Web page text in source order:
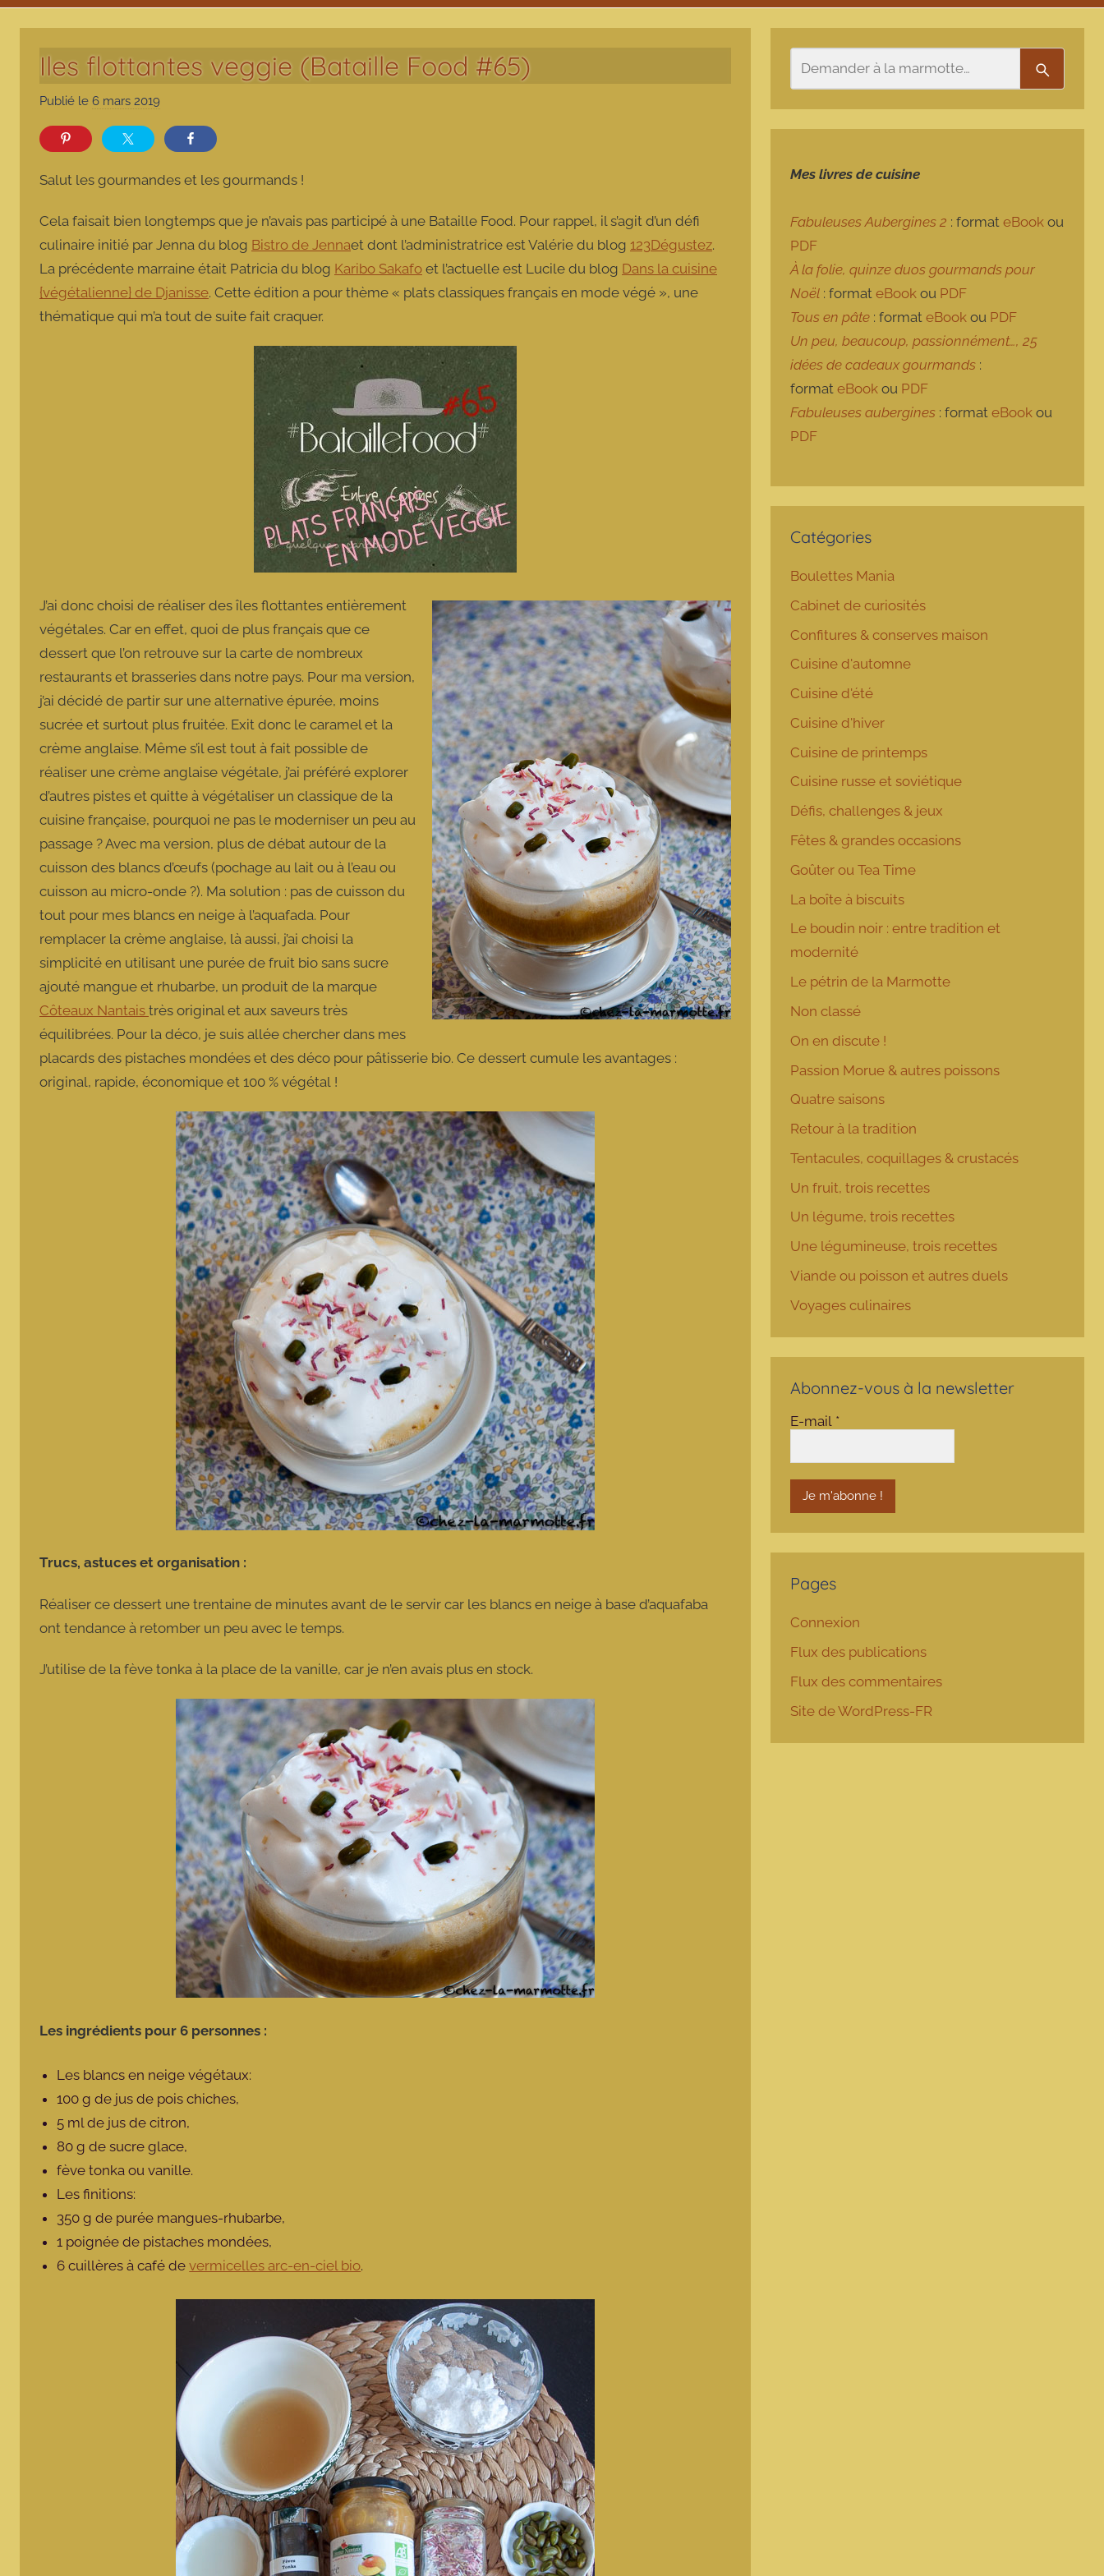
Iles flottantes veggie (Bataille Food #65)
Publié le 6 mars 2019
a
m
o
t
t
e
Salut les gourmandes et les gourmands !
Cela faisait bien longtemps que je n’avais pas participé à une Bataille Food. Pour rappel, il s’agit d’un défi
culinaire initié par Jenna du blog Bistro de Jennaet dont l’administratrice est Valérie du blog 123Dégustez.
La précédente marraine était Patricia du blog Karibo Sakafo et l’actuelle est Lucile du blog Dans la cuisine
{végétalienne} de Djanisse. Cette édition a pour thème « plats classiques français en mode végé », une
thématique qui m’a tout de suite fait craquer.
J’ai donc choisi de réaliser des îles flottantes entièrement
végétales. Car en effet, quoi de plus français que ce
dessert que l’on retrouve sur la carte de nombreux
restaurants et brasseries dans notre pays. Pour ma version,
j’ai décidé de partir sur une alternative épurée, moins
sucrée et surtout plus fruitée. Exit donc le caramel et la
crème anglaise. Même s’il est tout à fait possible de
réaliser une crème anglaise végétale, j’ai préféré explorer
d’autres pistes et quitte à végétaliser un classique de la
cuisine française, pourquoi ne pas le moderniser un peu au
passage ? Avec ma version, plus de débat autour de la
cuisson des blancs d’œufs (pochage au lait ou à l’eau ou
cuisson au micro-onde ?). Ma solution : pas de cuisson du
tout pour mes blancs en neige à l’aquafada. Pour
remplacer la crème anglaise, là aussi, j’ai choisi la
simplicité en utilisant une purée de fruit bio sans sucre
ajouté mangue et rhubarbe, un produit de la marque
Côteaux Nantais très original et aux saveurs très
équilibrées. Pour la déco, je suis allée chercher dans mes
placards des pistaches mondées et des déco pour pâtisserie bio. Ce dessert cumule les avantages :
original, rapide, économique et 100 % végétal !
Trucs, astuces et organisation :
Réaliser ce dessert une trentaine de minutes avant de le servir car les blancs en neige à base d’aquafaba
ont tendance à retomber un peu avec le temps.
J’utilise de la fève tonka à la place de la vanille, car je n’en avais plus en stock.
Les ingrédients pour 6 personnes :
Les blancs en neige végétaux:
100 g de jus de pois chiches,
5 ml de jus de citron,
80 g de sucre glace,
fève tonka ou vanille.
Les finitions:
350 g de purée mangues-rhubarbe,
1 poignée de pistaches mondées,
6 cuillères à café devermicelles arc-en-ciel bio.
Mes livres de cuisine
Fabuleuses Aubergines 2 : formateBook ou
PDF
À la folie, quinze duos gourmands pour
Noël : formateBook ou PDF
Tous en pâte : formateBook ou PDF
Un peu, beaucoup, passionnément…, 25
idées de cadeaux gourmands :
formateBook ou PDF
Fabuleuses aubergines : formateBook ou
PDF
Catégories
Boulettes Mania
Cabinet de curiosités
Confitures & conserves maison
Cuisine d'automne
Cuisine d'été
Cuisine d'hiver
Cuisine de printemps
Cuisine russe et soviétique
Défis, challenges & jeux
Fêtes & grandes occasions
Goûter ou Tea Time
La boîte à biscuits
Le boudin noir : entre tradition et
modernité
Le pétrin de la Marmotte
Non classé
On en discute !
Passion Morue & autres poissons
Quatre saisons
Retour à la tradition
Tentacules, coquillages & crustacés
Un fruit, trois recettes
Un légume, trois recettes
Une légumineuse, trois recettes
Viande ou poisson et autres duels
Voyages culinaires
Abonnez-vous à la newsletter
E-mail *
Pages
Connexion
Flux des publications
Flux des commentaires
Site de WordPress-FR